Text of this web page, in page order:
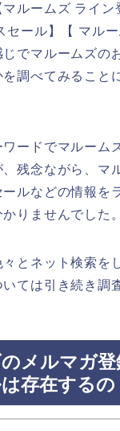
ルームズ ライン
セール】【 マル
でマルームズの
調べてみること
ードでマルーム
残念ながら、マ
ルなどの情報を
りませんでした。
とネット検索を
ては引き続き調
メルマガ
存在するの